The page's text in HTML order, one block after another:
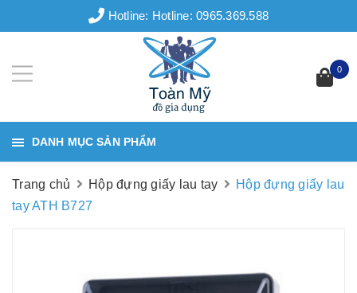
Hotline: Hotline: 0965.369.588
0
DANH MỤC SẢN PHẨM
Trang chủ Hộp đựng giấy lau tay
Hộp đựng giấy lau
tay ATH B727